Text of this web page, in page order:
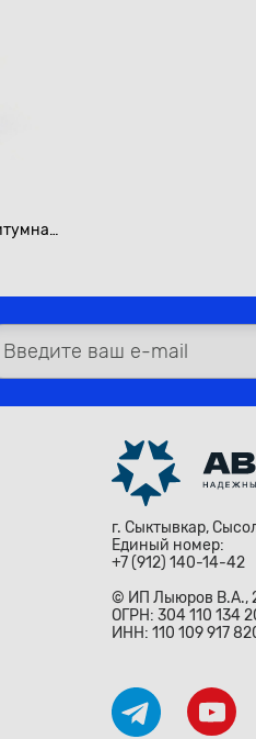
г. Сыктывкар,
Единый номер:
+7 (912) 140-14-42
© ИП Лыюров В.А.,
ОГРН: 304 110 134
ИНН: 110 109 917